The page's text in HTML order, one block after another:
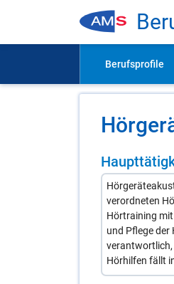
verordneten
Hörtraining
und Pflege
verantwortlich,
Hörhilfen fällt